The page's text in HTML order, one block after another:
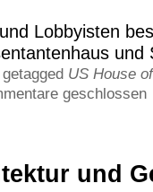
Lobbyisten
und
US House of
geschlossen
und